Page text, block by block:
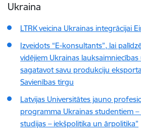
Ukraina
LTRK veicina Ukrainas integrācijai
Izveidots “E-konsultants”, lai
vidējiem Ukrainas
sagatavot savu produkciju
Savienības tirgu
Latvijas Universitātes jauno
programma Ukrainas studentiem –
studijas – iekšpolitika un ārpolitika”